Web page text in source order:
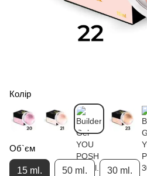
Колір
Об`єм
15 ml. 50 ml. 30 ml.